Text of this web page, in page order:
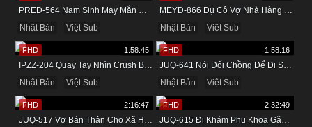
PRED-564 Nam Sinh May Mắn Được Cô Giáo Dâm Đãng Bú Cu
Nhật Bản
Việt Sub
MEYD-866 Đụ Cô Vợ Nhà Hàng Xóm Vú Bự Khi Về Quê
Nhật Bản
Việt Sub
IPZZ-204 Quay Tay Nhìn Crush Bị Quản Lý Chịch
Nhật Bản
Việt Sub
FHD 1:58:45
JUQ-641 Nói Dối Chồng Để Đi Suối Nước Nóng Cùng Tình Nhân
Nhật Bản
Việt Sub
FHD 1:58:16
JUQ-517 Vợ Bán Thân Cho Xã Hội Đen Để Trả Nợ Cho Chồng
FHD 2:16:47
JUQ-615 Đi Khám Phụ Khoa Gặp Tên Bác Sĩ Biến Thái
FHD 2:32:49